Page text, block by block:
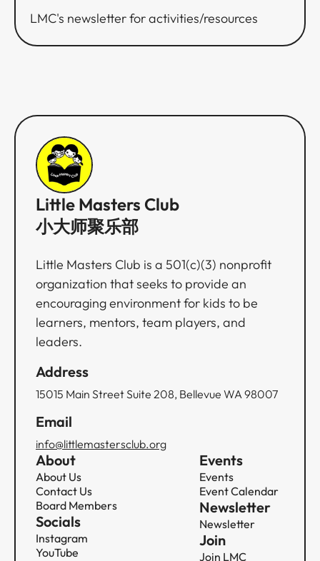
LMC's newsletter for activities/resources​​​​‌ ‍ ​‍​‍‌‍ ‌ ​‍‌‍‍‌‌‍‌ ‌‍‍‌‌‍ ‍​‍​‍​ ‍‍​‍​‍‌ ​ ‌‍​‌‌‍ ‍‌‍‍‌‌ ‌​‌ ‍‌​‍ ‍‌‍‍‌‌‍ ​‍​‍​‍ ​​‍​‍‌‍‍​‌ ​‍‌‍‌‌‌‍‌‍​‍​‍​ ‍‍​‍​‍‌‍‍​‌ ‌​‌ ‌​‌ ​​​ ‍‍​‍ ​‍ ‌‍ ​‌‍ ‌‍​ ‌‍​‌‌‍ ​‌‍‍​‌‍ ‌ ​ ‌ ‌​​ ‍‍​ ​ ​ ​ ​ ​ ​ ​ ​‍ ‌‍‍‌‌‍ ‍‌ ‌​‌‍‌‌‌‍ ‍‌ ‌​​‍ ‌‍‌‌‌‍‌​‌‍‍‌‌ ‌​​‍ ‌‍ ‌‌‍ ‌‍‌​‌‍‌‌​ ‌‌ ​​‌ ​‍‌‍‌‌‌ ​ ‌‍‌‌‌‍ ‍‌ ‌​‌‍​‌‌ ‌​‌‍‍‌‌‍ ‌‍ ‍​ ‍ ‌‍‍‌‌‍‌​​ ‌‌‍​‍​ ‍​​ ‌​​ ‌‍‌‍‌‍‌‍​‍​ ‍‌​ ​​​‍ ‌‌‍‌​​ ​‍​ ‌‌​ ​​​‍ ‌​ ‌​​ ‌​‌‍​‍​ ‍‌​‍ ‌‌‍​‍​ ‌‌​ ‌ ​ ​ ​‍ ‌‌‍​‍‌‍‌​​ ‌​​ ‌‌​ ‌ ​ ‍​‌‍​‍‌‍‌‍​ ‌‌‌‍‌​​ ‌​​ ‌‍​ ‍ ‌ ‌​‌ ‍‌‌ ​​‌‍‌‌​ ‌‌ ​​‌ ​‍‌‍ ‌‍‌ ‌ ​‍‌‍​‌‌‍ ‌​ ‍ ‌ ​​‌‍​‌‌ ‌​‌‍‍​​ ‌‌‍‌​‌‍‌‌‌ ​ ‌‍​ ‌ ​‍‌‍‍‌‌ ​​‌ ‌​‌‍‍‌‌‍ ‌‍ ‍​ ‌‍​‍‌‍​‌‌ ​ ‌‍‌‌‌‌‌‌‌ ​‍‌‍ ​​ ‌‌‍‍​‌ ‌​‌ ‌​‌ ​​​‍‌‌​ ​ ‌​​‌​‍‌‌​ ​‍‌​‌‍​‍‌‌​ ​‍‌​‌‍‌‍ ​‌‍ ‌‍​ ‌‍​‌‌‍ ​‌‍‍​‌‍ ‌ ​ ‌ ‌​​‍‌‌​ ​ ‌​​‌​ ​ ​ ​ ​ ​ ​ ​ ​‍‌‍‌‍‍‌‌‍‌​​ ‌‌‍​‍​ ‍​​ ‌​​ ‌‍‌‍‌‍‌‍​‍​ ‍‌​ ​​​‍ ‌‌‍‌​​ ​‍​ ‌‌​ ​​​‍ ‌​ ‌​​ ‌​‌‍​‍​ ‍‌​‍ ‌‌‍​‍​ ‌‌​ ‌ ​ ​ ​‍ ‌‌‍​‍‌‍‌​​ ‌​​ ‌‌​ ‌ ​ ‍​‌‍​‍‌‍‌‍​ ‌‌‌‍‌​​ ‌​​ ‌‍​‍‌‍‌ ‌​‌ ‍‌‌ ​​‌‍‌‌​ ‌‌ ​​‌ ​‍‌‍ ‌‍‌ ‌ ​‍‌‍​‌‌‍ ‌​‍‌‍‌ ​​‌‍​‌‌ ‌​‌‍‍​​ ‌‌‍‌​‌‍‌‌‌ ​ ‌‍​ ‌ ​‍‌‍‍‌‌ ​​‌ ‌​‌‍‍‌‌‍ ‌‍ ‍​‍​‍‌ ‌
Little Masters Club
小大师聚乐部
Little Masters Club is a 501(c)(3) nonprofit
organization that seeks to provide an
encouraging environment for kids to be
learners, mentors, team players, and
leaders.
Address
15015 Main Street Suite 208, Bellevue WA 98007
Email
info@littlemastersclub.org
About
About Us
Contact Us
Board Members
Socials
Instagram
YouTube
Events
Events
Event Calendar
Newsletter
Newsletter
Join
Join LMC